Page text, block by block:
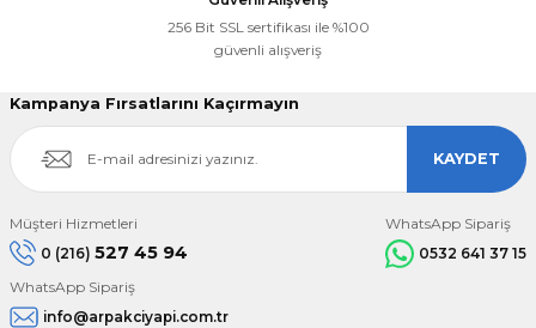
256 Bit SSL sertifikası ile %100
güvenli alışveriş
Kampanya Fırsatlarını Kaçırmayın
KAYDET
Müşteri Hizmetleri
0 (216) 527 45 94
WhatsApp Sipariş
0532 641 37 15
WhatsApp Sipariş
info@arpakciyapi.com.tr